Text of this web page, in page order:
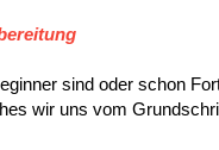
sind oder schon
wir uns vom